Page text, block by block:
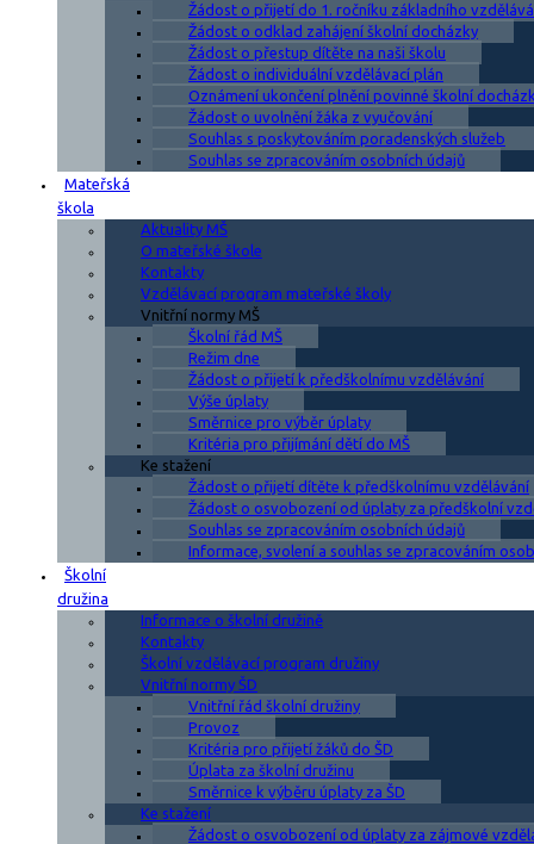
Žádost o přijetí do 1. ročníku základního
Žádost o odklad zahájení školní docházky
Žádost o přestup dítěte na naši školu
Žádost o individuální vzdělávací plán
Oznámení ukončení plnění povinné školní
Žádost o uvolnění žáka z vyučování
Souhlas s poskytováním poradenských služeb
Souhlas se zpracováním osobních údajů
Mateřská
škola
Aktuality MŠ
O mateřské škole
Kontakty
Vzdělávací program mateřské školy
Vnitřní normy MŠ
Školní řád MŠ
Režim dne
Žádost o přijetí k předškolnímu vzdělávání
Výše úplaty
Směrnice pro výběr úplaty
Kritéria pro přijímání dětí do MŠ
Ke stažení
Žádost o přijetí dítěte k předškolnímu vzdělávání
Žádost o osvobození od úplaty za předškolní
Souhlas se zpracováním osobních údajů
Informace, svolení a souhlas se zpracováním
Školní
družina
Informace o školní družině
Kontakty
Školní vzdělávací program družiny
Vnitřní normy ŠD
Vnitřní řád školní družiny
Provoz
Kritéria pro přijetí žáků do ŠD
Úplata za školní družinu
Směrnice k výběru úplaty za ŠD
Ke stažení
Žádost o osvobození od úplaty za zájmové